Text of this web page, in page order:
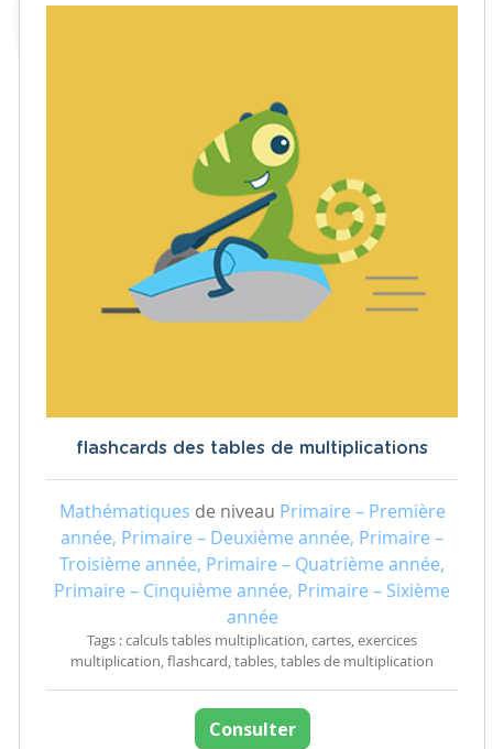
flashcards des tables de multiplications
Mathématiques de niveau Primaire – Première
année, Primaire – Deuxième année, Primaire –
Troisième année, Primaire – Quatrième année,
Primaire – Cinquième année, Primaire – Sixième
année
Tags : calculs tables multiplication, cartes, exercices
multiplication, flashcard, tables, tables de multiplication
Consulter